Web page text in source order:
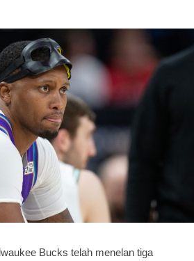
Bucks telah menelan tiga